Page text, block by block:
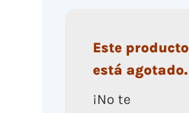
Este producto
está agotado.
¡No te